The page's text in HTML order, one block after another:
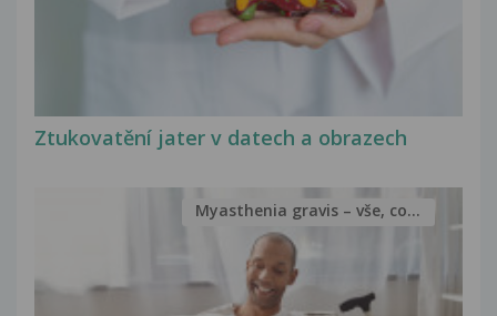
Ztukovatění jater v datech a obrazech
Myasthenia gravis – vše, co...